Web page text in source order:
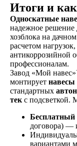
Итоги и
Односкатные
надежное решение
хозблока на
расчетом
антикоррозийной
профессионалам.
Завод «Мой
монтирует навесы
стандартных
тек с подсветкой.
Бесплатный
договора) —
вариантами